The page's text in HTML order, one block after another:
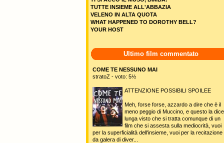
TUTTE INSIEME ALL'ABBAZIA
VELENO IN ALTA QUOTA
WHAT HAPPENED TO DOROTHY BELL?
YOUR HOST
Ultimo film commentato
COME TE NESSUNO MAI
stratoZ - voto: 5½
ATTENZIONE POSSIBILI SPOILEE
Meh, forse forse, azzardo a dire che è il
meno peggio di Muccino, e questo la dice
lunga visto che si tratta comunque di un
film che si assesta sulla mediocrità, vuoi
per la superficialità dell'insieme, vuoi per la recitazione
da galera di diver...